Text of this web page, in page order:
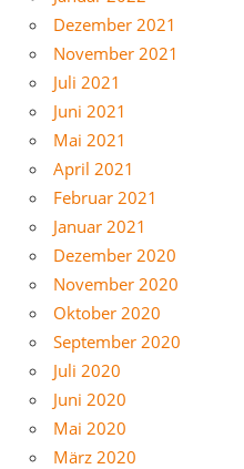
Dezember 2021
November 2021
Juli 2021
Juni 2021
Mai 2021
April 2021
Februar 2021
Januar 2021
Dezember 2020
November 2020
Oktober 2020
September 2020
Juli 2020
Juni 2020
Mai 2020
März 2020